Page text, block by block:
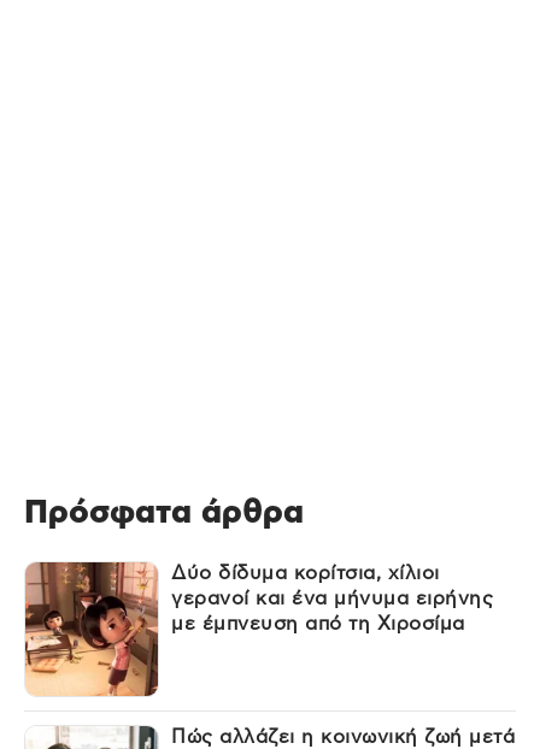
Πρόσφατα άρθρα
Δύο δίδυμα κορίτσια, χίλιοι
γερανοί και ένα μήνυμα ειρήνης
με έμπνευση από τη Χιροσίμα
Πώς αλλάζει η κοινωνική ζωή μετά